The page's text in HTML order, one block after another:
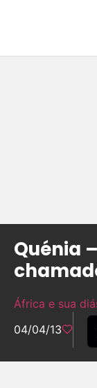
Quénia
África e sua
04/04/13